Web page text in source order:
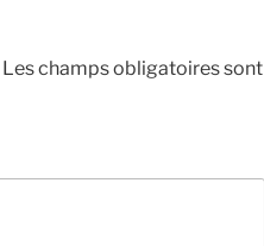
Les champs obligatoires sont